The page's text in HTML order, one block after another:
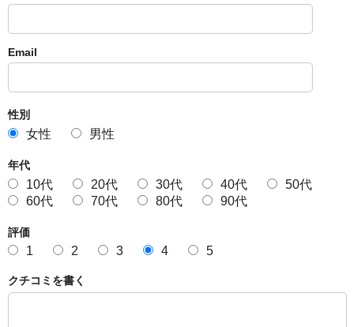
Email
性別
女性 男性
年代
10代 20代 30代 40代
50代
60代
70代 80代 90代
評価
1 2 3 4 5
クチコミを書く